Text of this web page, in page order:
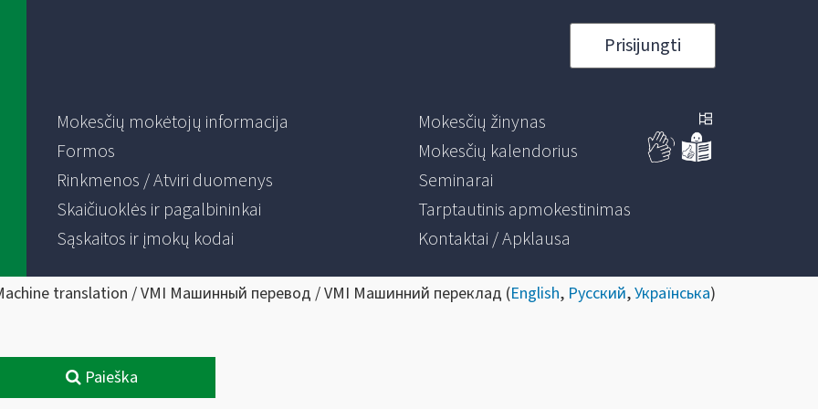
Prisijungti
Mokesčių mokėtojų informacija
Formos
Rinkmenos / Atviri duomenys
Skaičiuoklės ir pagalbininkai
Sąskaitos ir įmokų kodai
Mokesčių žinynas
Mokesčių kalendorius
Seminarai
Tarptautinis apmokestinimas
Kontaktai / Apklausa
translation / VMI Машинный перевод / VMI Машинний переклад (English, Русский,Українська)
Paieška